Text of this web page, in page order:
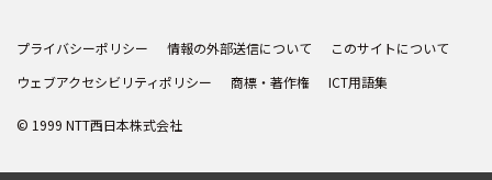
プライバシーポリシー 情報の外部送信について
このサイトについて
ウェブアクセシビリティポリシー
商標・著作権 ICT用語集
© 1999 NTT西日本株式会社